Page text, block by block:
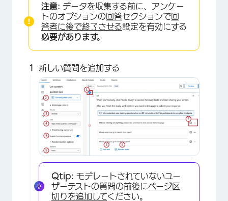
注意: データを収集する前に、アンケー
トのオプションの回答セクションで回
答者に後で終了させる設定を有効にする
必要があります。
新しい質問を追加する
Qtip: モデレートされていないユー
ザーテストの質問の前後にページ区
切りを追加してください。